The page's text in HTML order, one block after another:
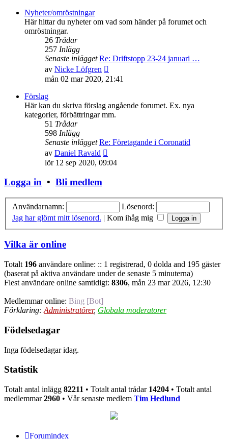
inlägget
Nyheter/omröstningar
Här hittar du nyheter om vad som händer på forumet och
omröstningar.
26 Trådar
257 Inlägg
Senaste inlägget Re: Driftstopp 23-24 januari …
av Nicke Löfgren
till
inlägget
mån 02 mar 2020, 21:41
Förslag
Här kan du skriva förslag angående forumet. Ex. nya
kategorier, förbättringar mm.
51 Trådar
598 Inlägg
Senaste inlägget Re: Företagande i Coronatid
av Daniel Ravald
till
lör 12 sep 2020, 09:04
Logga in • Bli medlem
Användarnamn:
Lösenord:
Jag har glömt mitt lösenord. | Kom ihåg mig
Vilka är online
Totalt 196 användare online: :: 1 registrerad, 0 dolda and 195 gäster
(baserat på aktiva användare under de senaste 5 minuterna)
Flest användare online samtidigt: 8306, mån 23 mar 2026, 12:30
Medlemmar online: Bing [Bot]
Förklaring: Administratörer, Globala moderatorer
Födelsedagar
Inga födelsedagar idag.
Statistik
Totalt antal inlägg 82211 • Totalt antal trådar 14204 • Totalt antal
medlemmar2960 • Vår senaste medlem Tim Hedlund
Forumindex